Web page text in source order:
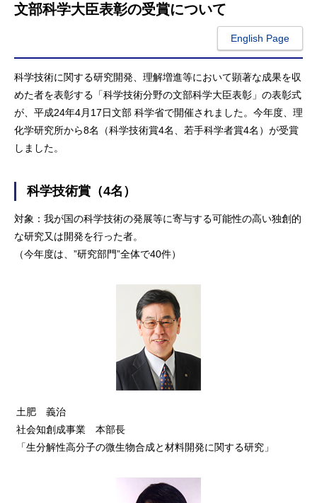
文部科学大臣表彰の受賞について
English Page
科学技術に関する研究開発、理解増進等において顕著な成果を収
めた者を表彰する「科学技術分野の文部科学大臣表彰」の表彰式
が、平成24年4月17日文部 科学省で開催されました。今年度、理
化学研究所から8名（科学技術賞4名、若手科学者賞4名）が受賞
しました。
科学技術賞（4名）
対象：我が国の科学技術の発展等に寄与する可能性の高い独創的
な研究又は開発を行った者。
（今年度は、”研究部門”全体で40件）
土肥 義治
社会知創成事業 本部長
「生分解性高分子の微生物合成と材料開発に関する研究」